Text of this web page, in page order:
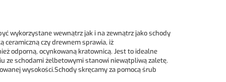
wykorzystane wewnątrz jak i na zewnątrz jako schody
ceramiczną czy drewnem sprawia, iż
odporną, ocynkowaną kratownicą. Jest to idealne
ze schodami żelbetowymi stanowi niewątpliwą zaletę.
wysokości.Schody skręcamy za pomocą śrub